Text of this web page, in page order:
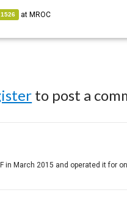
1526 at MROC
to post a
in March 2015 and operated it for